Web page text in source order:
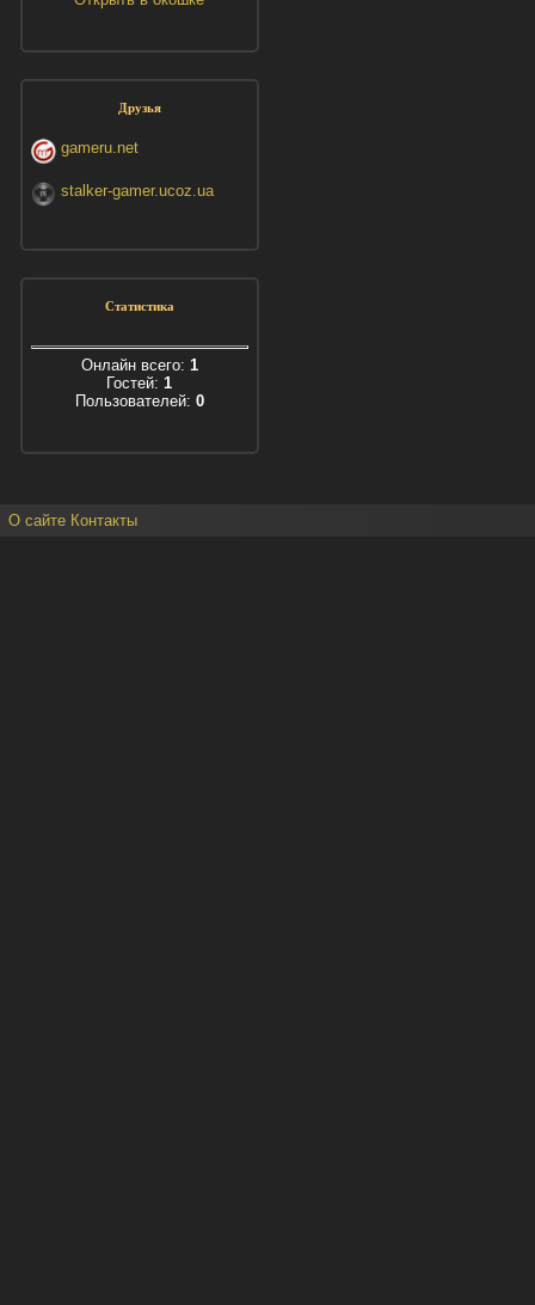
Друзья
gameru.net
stalker-gamer.ucoz.ua
Статистика
Онлайн всего: 1
Гостей: 1
Пользователей: 0
О сайте Контакты